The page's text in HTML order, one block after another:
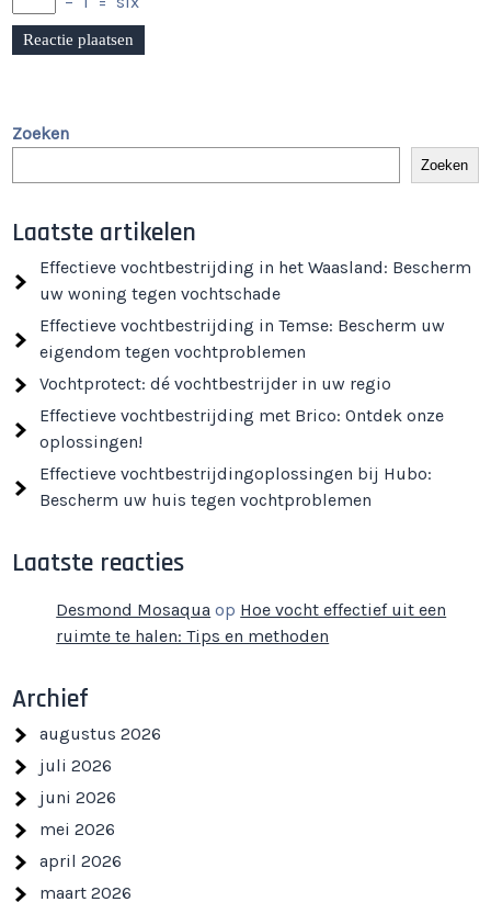
Zoeken
Zoeken
Laatste artikelen
Effectieve vochtbestrijding in het Waasland: Bescherm
uw woning tegen vochtschade
Effectieve vochtbestrijding in Temse: Bescherm uw
eigendom tegen vochtproblemen
Vochtprotect: dé vochtbestrijder in uw regio
Effectieve vochtbestrijding met Brico: Ontdek onze
oplossingen!
Effectieve vochtbestrijdingoplossingen bij Hubo:
Bescherm uw huis tegen vochtproblemen
Laatste reacties
Desmond Mosaqua op Hoe vocht effectief uit een
ruimte te halen: Tips en methoden
Archief
augustus 2026
juli 2026
juni 2026
mei 2026
april 2026
maart 2026